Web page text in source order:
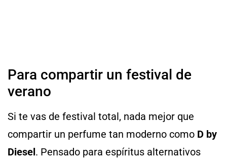
Para compartir un festival de
verano
Si te vas de festival total, nada mejor que
compartir un perfume tan moderno como D by
Diesel. Pensado para espíritus alternativos